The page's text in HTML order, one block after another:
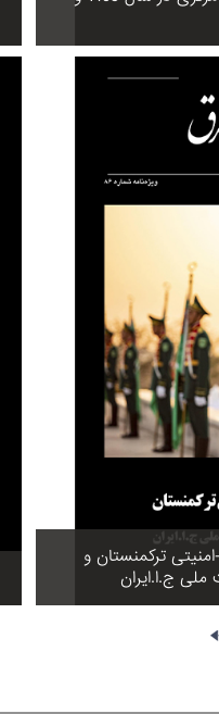
ترکمنستان و
ج.ا.ایران